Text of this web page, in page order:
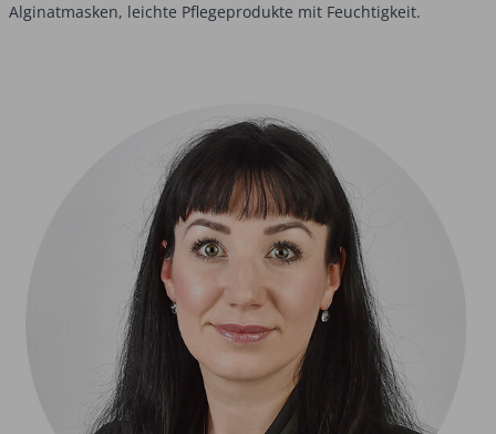
Alginatmasken, leichte Pflegeprodukte mit Feuchtigkeit.